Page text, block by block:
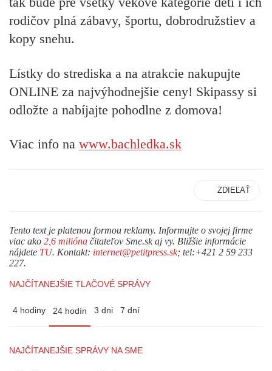
rodičov plná zábavy, športu, dobrodružstiev a
kopy snehu.
Lístky do strediska a na atrakcie nakupujte
ONLINE za najvýhodnejšie ceny! Skipassy si
odložte a nabíjajte pohodlne z domova!
Viac info na www.bachledka.sk
ZDIEĽAŤ
Tento text je platenou formou reklamy. Informujte o svojej firme
viac ako 2,6 milióna čitateľov Sme.sk aj vy. Bližšie informácie
nájdete TU. Kontakt: internet@petitpress.sk; tel:+421 2 59 233
227.
NAJČÍTANEJŠIE TLAČOVÉ SPRÁVY
4 hodiny 24 hodín 3 dni 7 dní
NAJČÍTANEJŠIE SPRÁVY NA SME